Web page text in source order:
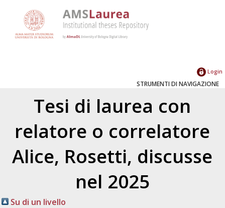
Login
STRUMENTI DI NAVIGAZIONE
Tesi di laurea con
relatore o correlatore
Alice, Rosetti, discusse
nel 2025
Su di un livello